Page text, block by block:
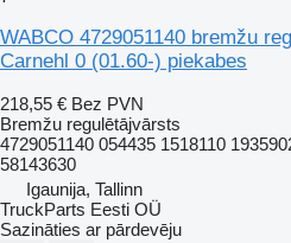
WABCO 4729051140 bremžu
Carnehl 0 (01.60-) piekabes
218,55 € Bez PVN
Bremžu regulētājvārsts
4729051140 054435 1518110
58143630
Igaunija, Tallinn
TruckParts Eesti OÜ
Sazināties ar pārdevēju